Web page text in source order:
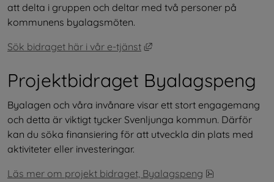
att delta i gruppen och deltar med två personer på
kommunens byalagsmöten.
Sök bidraget här i vår e-tjänst
Länk till annan webbplats,
Projektbidraget Byalagspeng
Byalagen och våra invånare visar ett stort engagemang
och detta är viktigt tycker Svenljunga kommun. Därför
kan du söka finansiering för att utveckla din plats med
aktiviteter eller investeringar.
Läs mer om projekt bidraget, Byalagspeng